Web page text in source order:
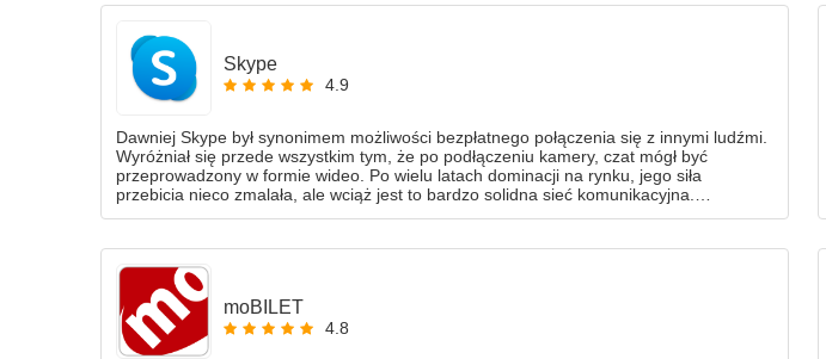
Skype
4.9
Dawniej Skype był synonimem możliwości bezpłatnego połączenia się z innymi ludźmi.
Wyróżniał się przede wszystkim tym, że po podłączeniu kamery, czat mógł być
przeprowadzony w formie wideo. Po wielu latach dominacji na rynku, jego siła
przebicia nieco zmalała, ale wciąż jest to bardzo solidna sieć komunikacyjna.
moBILET
4.8